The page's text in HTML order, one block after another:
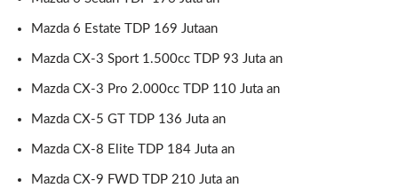
Mazda 6 Estate TDP 169 Jutaan
Mazda CX-3 Sport 1.500cc TDP 93 Juta an
Mazda CX-3 Pro 2.000cc TDP 110 Juta an
Mazda CX-5 GT TDP 136 Juta an
Mazda CX-8 Elite TDP 184 Juta an
Mazda CX-9 FWD TDP 210 Juta an